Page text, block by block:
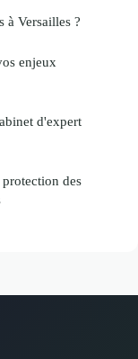
à Versailles ?
enjeux
d'expert
des